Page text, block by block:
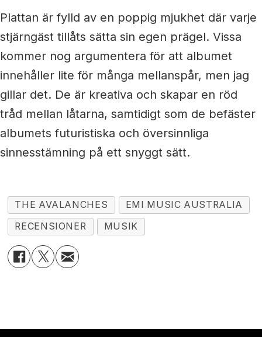
Plattan är fylld av en poppig mjukhet där varje
stjärngäst tillåts sätta sin egen prägel. Vissa
kommer nog argumentera för att albumet
innehåller lite för många mellanspår, men jag
gillar det. De är kreativa och skapar en röd
tråd mellan låtarna, samtidigt som de befäster
albumets futuristiska och översinnliga
sinnesstämning på ett snyggt sätt.
THE AVALANCHES
EMI MUSIC AUSTRALIA
RECENSIONER
MUSIK